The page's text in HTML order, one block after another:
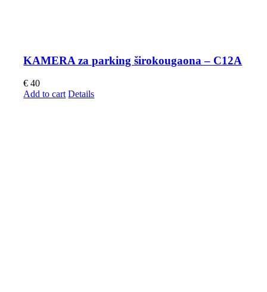
KAMERA za parking širokougaona – C12A
€ 40
Add to cart Details